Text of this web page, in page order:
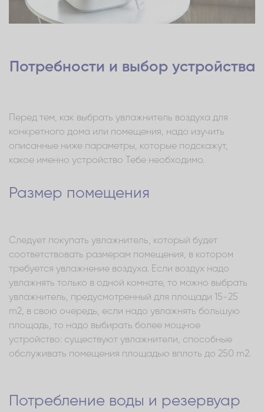
Потребности и выбор устройства
Перед тем, как выбрать увлажнитель воздуха для
конкретного дома или помещения, надо изучить
описанные ниже параметры, которые подскажут,
какое именно устройство Тебе необходимо.
Размер помещения
Следует покупать увлажнитель, который будет
соответствовать размерам помещения, в котором
требуется увлажнение воздуха. Если воздух надо
увлажнять только в одной комнате, то можно выбрать
увлажнитель, предусмотренный для площади 15-25
m2, в свою очередь, если надо увлажнять большую
площадь, то надо выбирать более мощное
устройство: существуют увлажнители, способные
обслуживать помещения площадью вплоть до 250 m2.
Потребление воды и резервуар